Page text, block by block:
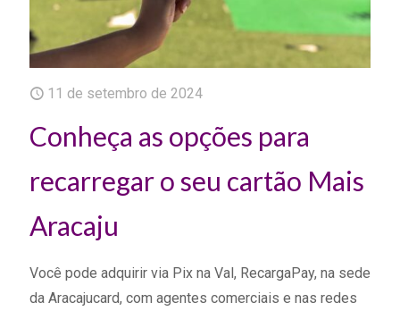
11 de setembro de 2024
Conheça as opções para
recarregar o seu cartão Mais
Aracaju
Você pode adquirir via Pix na Val, RecargaPay, na sede
da Aracajucard, com agentes comerciais e nas redes